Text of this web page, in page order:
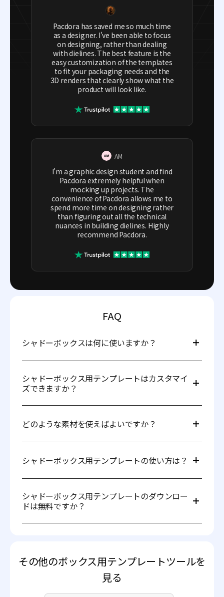
Pacdora has saved me so much time
as a designer. I've been able to focus
on designing, rather than dealing
with dielines. The best feature is the
easy customization of the templates
to fit your packaging needs and the
3D renders that clearly show what the
product will look like.
AM
I'm a graphic design student and find
Pacdora extremely helpful when
mocking up projects. The
convenience of Pacdora allows me to
spend more time on designing rather
than figuring out all the technical
nuances in building dielines. Highly
recommend Pacdora.
FAQ
シャドーボックスは何に使いますか？
などを立体的に展示するために使用されます。プロジェク
トに奥行きと創造性を加えるのに最適です。
シャドーボックス用テンプレートはカスタマイ
ズできますか？
材、デザインを自由に調整できます。
どのような素材を使えばよいですか？
などがあります。必要な耐久性に応じて素材を選びましょ
う。
シャドーボックス用テンプレートの使い方は？
ても簡単です。始め方は次のとおりです。
1. プロジェクトに合ったシャドーボックス用テンプレート
を選びます。さまざまなサイズとデザインをご用意してい
を印刷します。ハサミまたはクラフトナイフを使って、形
に沿って正確にカットします。
4. 折り線に沿って折り、シャドーボックスを組み立てま
す。フチを固定するために、のりまたはテープを使用して
ください。
シャドーボックス用テンプレートのダウンロー
ドは無料ですか？
にてサブスクリプションプランをご確認ください。
その他のボックス用テンプレートツールを
見る